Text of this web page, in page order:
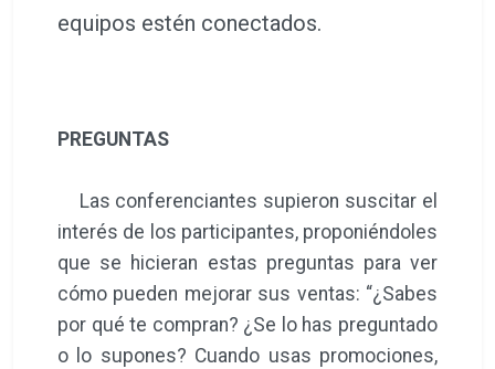
equipos estén conectados.
PREGUNTAS
Las conferenciantes supieron suscitar el
interés de los participantes, proponiéndoles
que se hicieran estas preguntas para ver
cómo pueden mejorar sus ventas: “¿Sabes
por qué te compran? ¿Se lo has preguntado
o lo supones? Cuando usas promociones,